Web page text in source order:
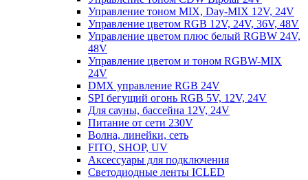
Управление тоном MIX, Day-MIX 12V, 24V
Управление цветом RGB 12V, 24V, 36V, 48V
Управление цветом плюс белый RGBW 24V,
48V
Управление цветом и тоном RGBW-MIX
24V
DMX управление RGB 24V
SPI бегущий огонь RGB 5V, 12V, 24V
Для сауны, бассейна 12V, 24V
Питание от сети 230V
Волна, линейки, сеть
FITO, SHOP, UV
Аксессуары для подключения
Светодиодные ленты ICLED